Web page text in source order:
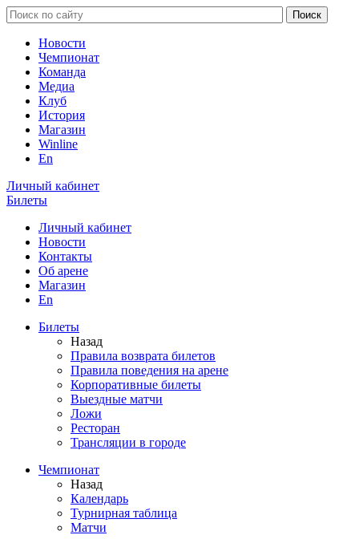
Новости
Чемпионат
Команда
Медиа
Клуб
История
Магазин
Winline
En
Личный кабинет
Билеты
Личный кабинет
Новости
Контакты
Об арене
Магазин
En
Билеты
Назад
Правила возврата билетов
Правила поведения на арене
Корпоративные билеты
Выездные матчи
Ложи
Ресторан
Трансляции в городе
Чемпионат
Назад
Календарь
Турнирная таблица
Матчи